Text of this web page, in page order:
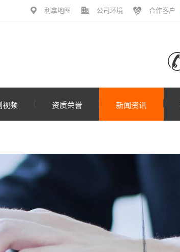
利拿地图 公司环境 合作客户
视频 资质荣誉 新闻资讯